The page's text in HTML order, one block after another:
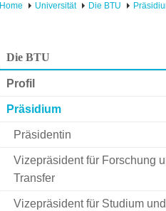
Home Universität Die BTU
Die BTU
Profil
Präsidium
Präsidentin
Vizepräsident für Forschung
Transfer
Vizepräsident für Studium und